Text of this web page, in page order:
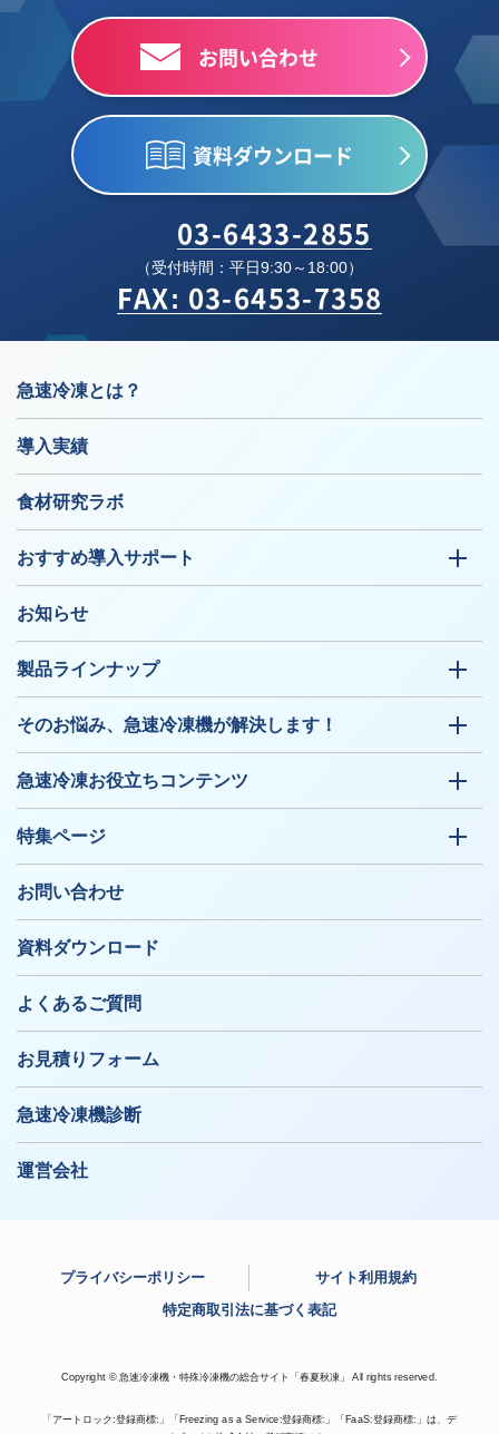
お問い合わせ
資料ダウンロード
03-6433-2855
（受付時間：平日9:30～18:00）
FAX: 03-6453-7358
急速冷凍とは？
導入実績
食材研究ラボ
おすすめ導入サポート
お知らせ
製品ラインナップ
そのお悩み、急速冷凍機が解決します！
急速冷凍お役立ちコンテンツ
特集ページ
お問い合わせ
資料ダウンロード
よくあるご質問
お見積りフォーム
急速冷凍機診断
運営会社
プライバシーポリシー
サイト利用規約
特定商取引法に基づく表記
Copyright © 急速冷凍機・特殊冷凍機の総合サイト「春夏秋凍」 All rights reserved.
「アートロック:登録商標:」「Freezing as a Service:登録商標:」「FaaS:登録商標:」は、デ